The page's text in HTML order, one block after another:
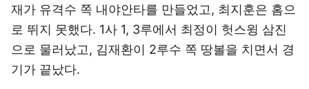
재가 유격수 쪽 내야안타를 만들었고, 최지훈은 홈으
로 뛰지 못했다. 1사 1, 3루에서 최정이 헛스윙 삼진
으로 물러났고, 김재환이 2루수 쪽 땅볼을 치면서 경
기가 끝났다.